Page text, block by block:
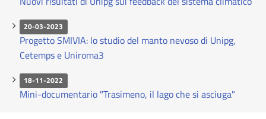
20-03-2023
Progetto SMIVIA: lo studio del manto nevoso di Unipg,
Cetemps e Uniroma3
18-11-2022
Mini-documentario "Trasimeno, il lago che si asciuga"